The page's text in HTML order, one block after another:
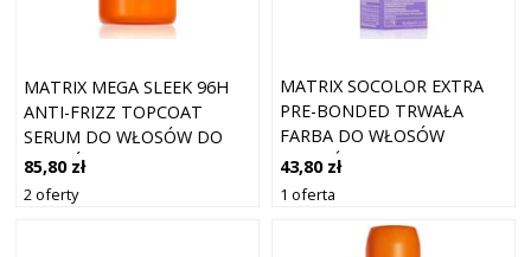
MATRIX MEGA SLEEK 96H
ANTI-FRIZZ TOPCOAT
SERUM DO WŁOSÓW DO
WŁOSÓW
NIEPOSŁUSZNYCH I
PUSZĄCYCH SIĘ 50 ML
85,80 zł
2 oferty
MATRIX SOCOLOR EXTRA
PRE-BONDED TRWAŁA
FARBA DO WŁOSÓW
ODCIEŃ 508N 90 ML
43,80 zł
1 oferta